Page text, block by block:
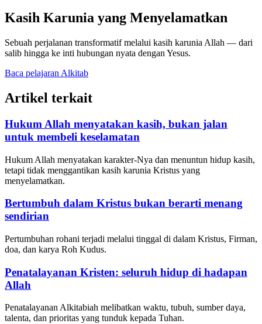
Kasih Karunia yang Menyelamatkan
Sebuah perjalanan transformatif melalui kasih karunia Allah — dari
salib hingga ke inti hubungan nyata dengan Yesus.
Baca pelajaran Alkitab
Artikel terkait
Hukum Allah menyatakan kasih, bukan jalan
untuk membeli keselamatan
Hukum Allah menyatakan karakter-Nya dan menuntun hidup kasih,
tetapi tidak menggantikan kasih karunia Kristus yang
menyelamatkan.
Bertumbuh dalam Kristus bukan berarti menang
sendirian
Pertumbuhan rohani terjadi melalui tinggal di dalam Kristus, Firman,
doa, dan karya Roh Kudus.
Penatalayanan Kristen: seluruh hidup di hadapan
Allah
Penatalayanan Alkitabiah melibatkan waktu, tubuh, sumber daya,
talenta, dan prioritas yang tunduk kepada Tuhan.